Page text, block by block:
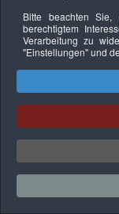
Datenschutzerklärung
Copyright ©
Bitte beachten
berechtigtem
Verarbeitung zu
"Einstellungen"und